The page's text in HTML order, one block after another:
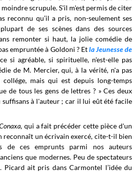
moindre scrupule. S'il m'est permis de citer
reconnu qu’il a pris, non-seulement ses
de ses scènes dans des sources
remonter si haut, la jolie comédie de
empruntée à Goldoni ? Etla Jeunesse de
si agréable, si spirituelle, n'est-elle pas
de M. Mercier, qui, à la vérité, n'a pas
mais qui est depuis long-temps
de tous les gens de lettres ? » Ces deux
suffisans à l'auteur ; car il lui eût été facile
qui a fait précéder cette pièce d'un
reconnaît un écrivain exercé, cite-t-il bien
de ces emprunts parmi nos auteurs
que modernes. Peu de spectateurs
Picard ait pris dans Carmontel l’idée du